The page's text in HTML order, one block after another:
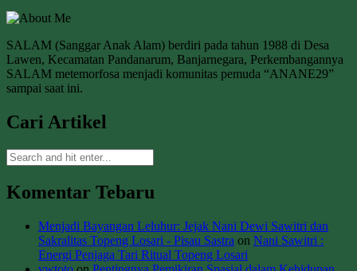
SALAM (Sanggar Anak Alam) berdiri pada tahun 1988 di Desa
Lawen, Kecamatan Pandanarum, Banjarnegara, Perkembangannya
SALAM metemorfosa menjadi komunitas pemuda “ANANE29”
sampai saat ini.
Cari Artikel
Komentar Tebaru
Menjadi Bayangan Leluhur: Jejak Nani Dewi Sawitri dan
Sakralitas Topeng Losari - Pisau Sastra on Nani Sawitri :
Energi Penjaga Tari Ritual Topeng Losari